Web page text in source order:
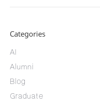
Categories
AI
Alumni
Blog
Graduate